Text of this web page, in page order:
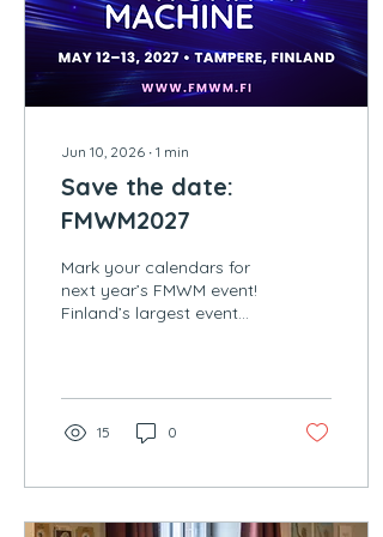
Jun 10, 2026 ∙ 1 min
Save the date:
FMWM2027
Mark your calendars for
next year’s FMWM event!
Finland’s largest event
fifth time next year.
15 0